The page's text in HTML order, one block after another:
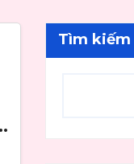
Tìm kiếm